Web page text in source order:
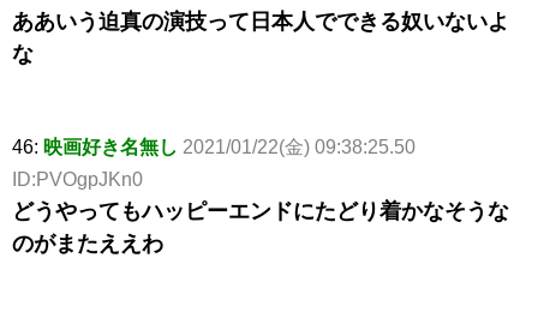
ああいう迫真の演技って日本人でできる奴いないよ
な
46: 映画好き名無し 2021/01/22(金) 09:38:25.50
ID:PVOgpJKn0
どうやってもハッピーエンドにたどり着かなそうな
のがまたええわ